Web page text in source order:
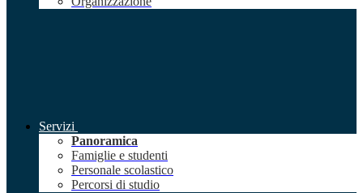
Servizi
Panoramica
Famiglie e studenti
Personale scolastico
Percorsi di studio